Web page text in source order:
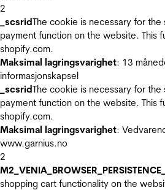
2
_scsridThe cookie is necessary for
payment function on the website. This
shopify.com.
Maksimal lagringsvarighet: 13
informasjonskapsel
_scsridThe cookie is necessary for
payment function on the website. This
shopify.com.
Maksimal lagringsvarighet:
www.garnius.no
2
shopping cart functionality on the